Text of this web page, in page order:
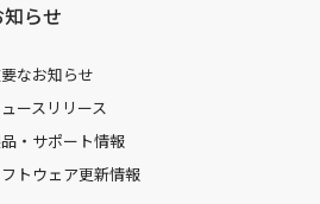
知らせ
なお知らせ
ースリリース
・サポート情報
トウェア更新情報